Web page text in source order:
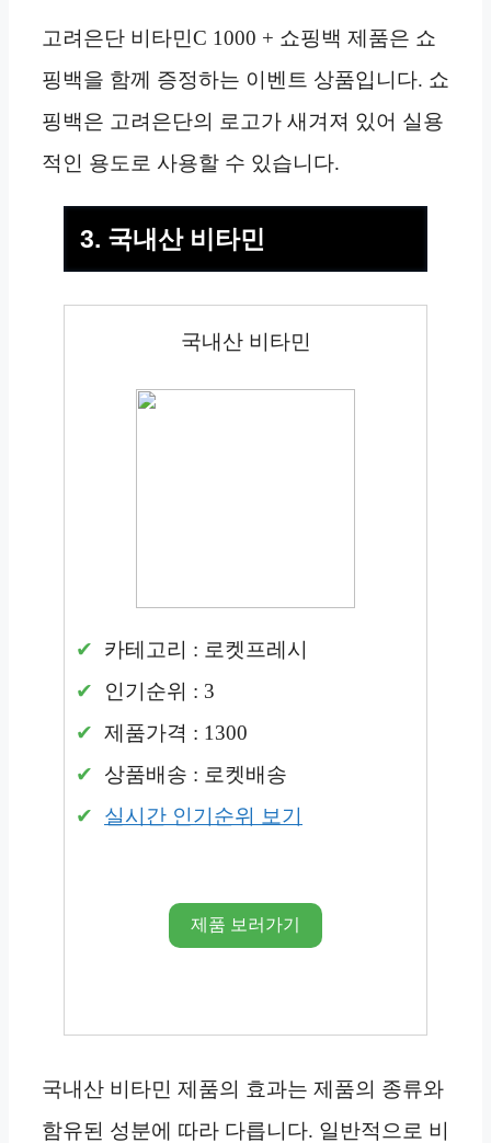
고려은단 비타민C 1000 + 쇼핑백 제품은 쇼
핑백을 함께 증정하는 이벤트 상품입니다. 쇼
핑백은 고려은단의 로고가 새겨져 있어 실용
적인 용도로 사용할 수 있습니다.
3. 국내산 비타민
국내산 비타민
카테고리 : 로켓프레시
인기순위 : 3
제품가격 : 1300
상품배송 : 로켓배송
실시간 인기순위 보기
제품 보러가기
국내산 비타민 제품의 효과는 제품의 종류와
함유된 성분에 따라 다릅니다. 일반적으로 비